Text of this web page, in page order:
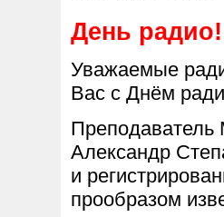
День радио!
Уважаемые
Вас с Днём
Преподаватель
Александр
и
прообразом